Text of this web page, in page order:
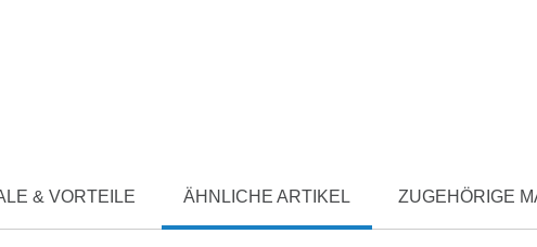
& VORTEILE ÄHNLICHE ARTIKEL ZUGEHÖRIGE